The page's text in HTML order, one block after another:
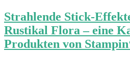
Strahlende Stick-
Rustikal Flora – eine
Produkten von